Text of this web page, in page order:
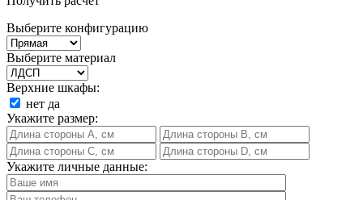
Выберите конфигурацию
Выберите материал
Верхние шкафы:
нет да
Укажите размер:
Укажите личные данные: